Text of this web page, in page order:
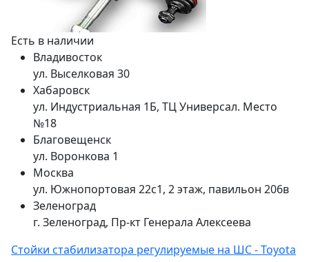
Есть в наличии
Владивосток
ул. Выселковая 30
Хабаровск
ул. Индустриальная 1Б, ТЦ Универсал. Место
№18
Благовещенск
ул. Воронкова 1
Москва
ул. Южнопортовая 22с1, 2 этаж, павильон 206в
Зеленоград
г. Зеленоград, Пр-кт Генерала Алексеева
Стойки стабилизатора регулируемые на ШС - Toyota